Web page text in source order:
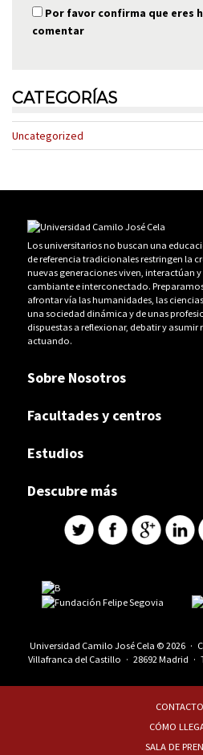
Por favor confirma que eres
comentar
CATEGORÍAS
Uncategorized
Los universitarios no buscan una
de referencia tradicionales restringen la
nuevas generaciones viven, interactúan
cambiante e interconectado.
afrontar vía las humanidades, las
una sociedad dinámica y de unas
dispuestas a reflexionar, debatir y
actuando.
Sobre Nosotros
Facultades y centros
Estudios
Descubre más
Universidad Camilo José Cela © 2026 ·
Villafranca del Castillo · 28692 Madrid ·
CONTACTO
CÓMO
SALA DE